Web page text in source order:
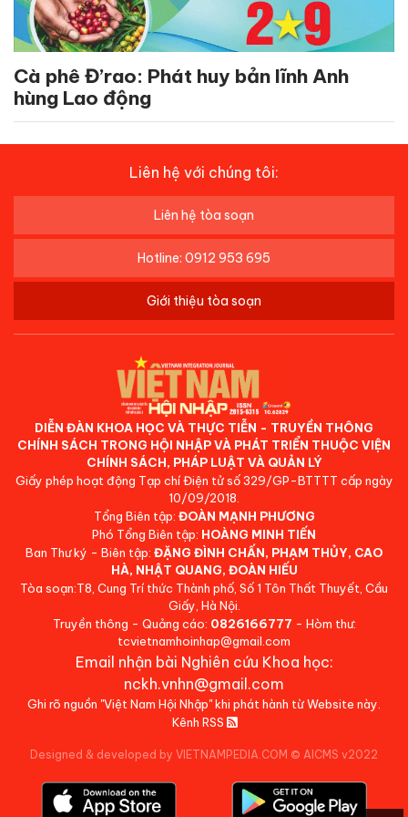
Cà phê Đ’rao: Phát huy bản lĩnh Anh
hùng Lao động
Liên hệ với chúng tôi:
Liên hệ tòa soạn
Hotline: 0912 953 695
Giới thiệu tòa soạn
DIỄN ĐÀN KHOA HỌC VÀ THỰC TIỄN - TRUYỀN THÔNG
CHÍNH SÁCH TRONG HỘI NHẬP VÀ PHÁT TRIỂN THUỘC VIỆN
CHÍNH SÁCH, PHÁP LUẬT VÀ QUẢN LÝ
Giấy phép hoạt động Tạp chí Điện tử số 329/GP-BTTTT cấp ngày
10/09/2018.
Tổng Biên tập: ĐOÀN MẠNH PHƯƠNG
Phó Tổng Biên tập: HOÀNG MINH TIẾN
Ban Thư ký - Biên tập: ĐẶNG ĐÌNH CHẤN, PHẠM THỦY, CAO
HÀ, NHẬT QUANG, ĐOÀN HIẾU
Tòa soạn:T8, Cung Trí thức Thành phố, Số 1 Tôn Thất Thuyết, Cầu
Giấy, Hà Nội.
Truyền thông - Quảng cáo: 0826166777 - Hòm thư:
tcvietnamhoinhap@gmail.com
Email nhận bài Nghiên cứu Khoa học:
nckh.vnhn@gmail.com
Ghi rõ nguồn "Việt Nam Hội Nhập" khi phát hành từ Website này.
Kênh RSS
Designed & developed by VIETNAMPEDIA.COM © AICMS v2022